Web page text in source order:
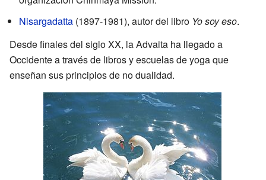
Nisargadatta (1897-1981), autor del libro Yo soy eso.
Desde finales del siglo XX, la Advaita ha llegado a
Occidente a través de libros y escuelas de yoga que
enseñan sus principios de no dualidad.